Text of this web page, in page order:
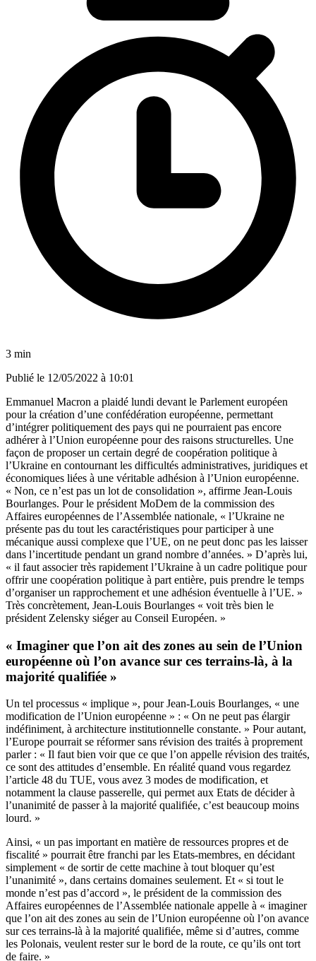
3 min
Publié le 12/05/2022 à 10:01
Emmanuel Macron a plaidé lundi devant le Parlement européen
pour la création d’une confédération européenne, permettant
d’intégrer politiquement des pays qui ne pourraient pas encore
adhérer à l’Union européenne pour des raisons structurelles. Une
façon de proposer un certain degré de coopération politique à
l’Ukraine en contournant les difficultés administratives, juridiques et
économiques liées à une véritable adhésion à l’Union européenne.
« Non, ce n’est pas un lot de consolidation », affirme Jean-Louis
Bourlanges. Pour le président MoDem de la commission des
Affaires européennes de l’Assemblée nationale, « l’Ukraine ne
présente pas du tout les caractéristiques pour participer à une
mécanique aussi complexe que l’UE, on ne peut donc pas les laisser
dans l’incertitude pendant un grand nombre d’années. » D’après lui,
« il faut associer très rapidement l’Ukraine à un cadre politique pour
offrir une coopération politique à part entière, puis prendre le temps
d’organiser un rapprochement et une adhésion éventuelle à l’UE. »
Très concrètement, Jean-Louis Bourlanges « voit très bien le
président Zelensky siéger au Conseil Européen. »
« Imaginer que l’on ait des zones au sein de l’Union
européenne où l’on avance sur ces terrains-là, à la
majorité qualifiée »
Un tel processus « implique », pour Jean-Louis Bourlanges, « une
modification de l’Union européenne » : « On ne peut pas élargir
indéfiniment, à architecture institutionnelle constante. » Pour autant,
l’Europe pourrait se réformer sans révision des traités à proprement
parler : « Il faut bien voir que ce que l’on appelle révision des traités,
ce sont des attitudes d’ensemble. En réalité quand vous regardez
l’article 48 du TUE, vous avez 3 modes de modification, et
notamment la clause passerelle, qui permet aux Etats de décider à
l’unanimité de passer à la majorité qualifiée, c’est beaucoup moins
lourd. »
Ainsi, « un pas important en matière de ressources propres et de
fiscalité » pourrait être franchi par les Etats-membres, en décidant
simplement « de sortir de cette machine à tout bloquer qu’est
l’unanimité », dans certains domaines seulement. Et « si tout le
monde n’est pas d’accord », le président de la commission des
Affaires européennes de l’Assemblée nationale appelle à « imaginer
que l’on ait des zones au sein de l’Union européenne où l’on avance
sur ces terrains-là à la majorité qualifiée, même si d’autres, comme
les Polonais, veulent rester sur le bord de la route, ce qu’ils ont tort
de faire. »